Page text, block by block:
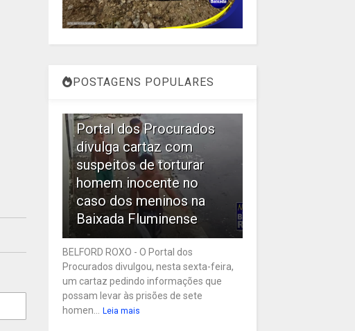
POSTAGENS POPULARES
Portal dos Procurados
divulga cartaz com
suspeitos de torturar
homem inocente no
caso dos meninos na
Baixada Fluminense
BELFORD ROXO - O Portal dos
Procurados divulgou, nesta sexta-feira,
um cartaz pedindo informações que
possam levar às prisões de sete
homen... Leia mais